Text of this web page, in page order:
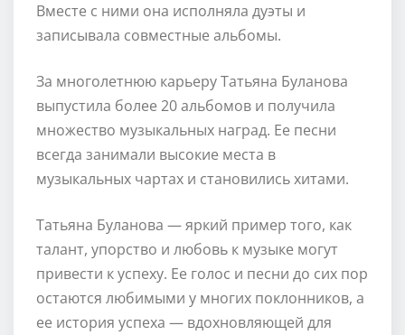
Вместе с ними она исполняла дуэты и
записывала совместные альбомы.
За многолетнюю карьеру Татьяна Буланова
выпустила более 20 альбомов и получила
множество музыкальных наград. Ее песни
всегда занимали высокие места в
музыкальных чартах и становились хитами.
Татьяна Буланова — яркий пример того, как
талант, упорство и любовь к музыке могут
привести к успеху. Ее голос и песни до сих пор
остаются любимыми у многих поклонников, а
ее история успеха — вдохновляющей для